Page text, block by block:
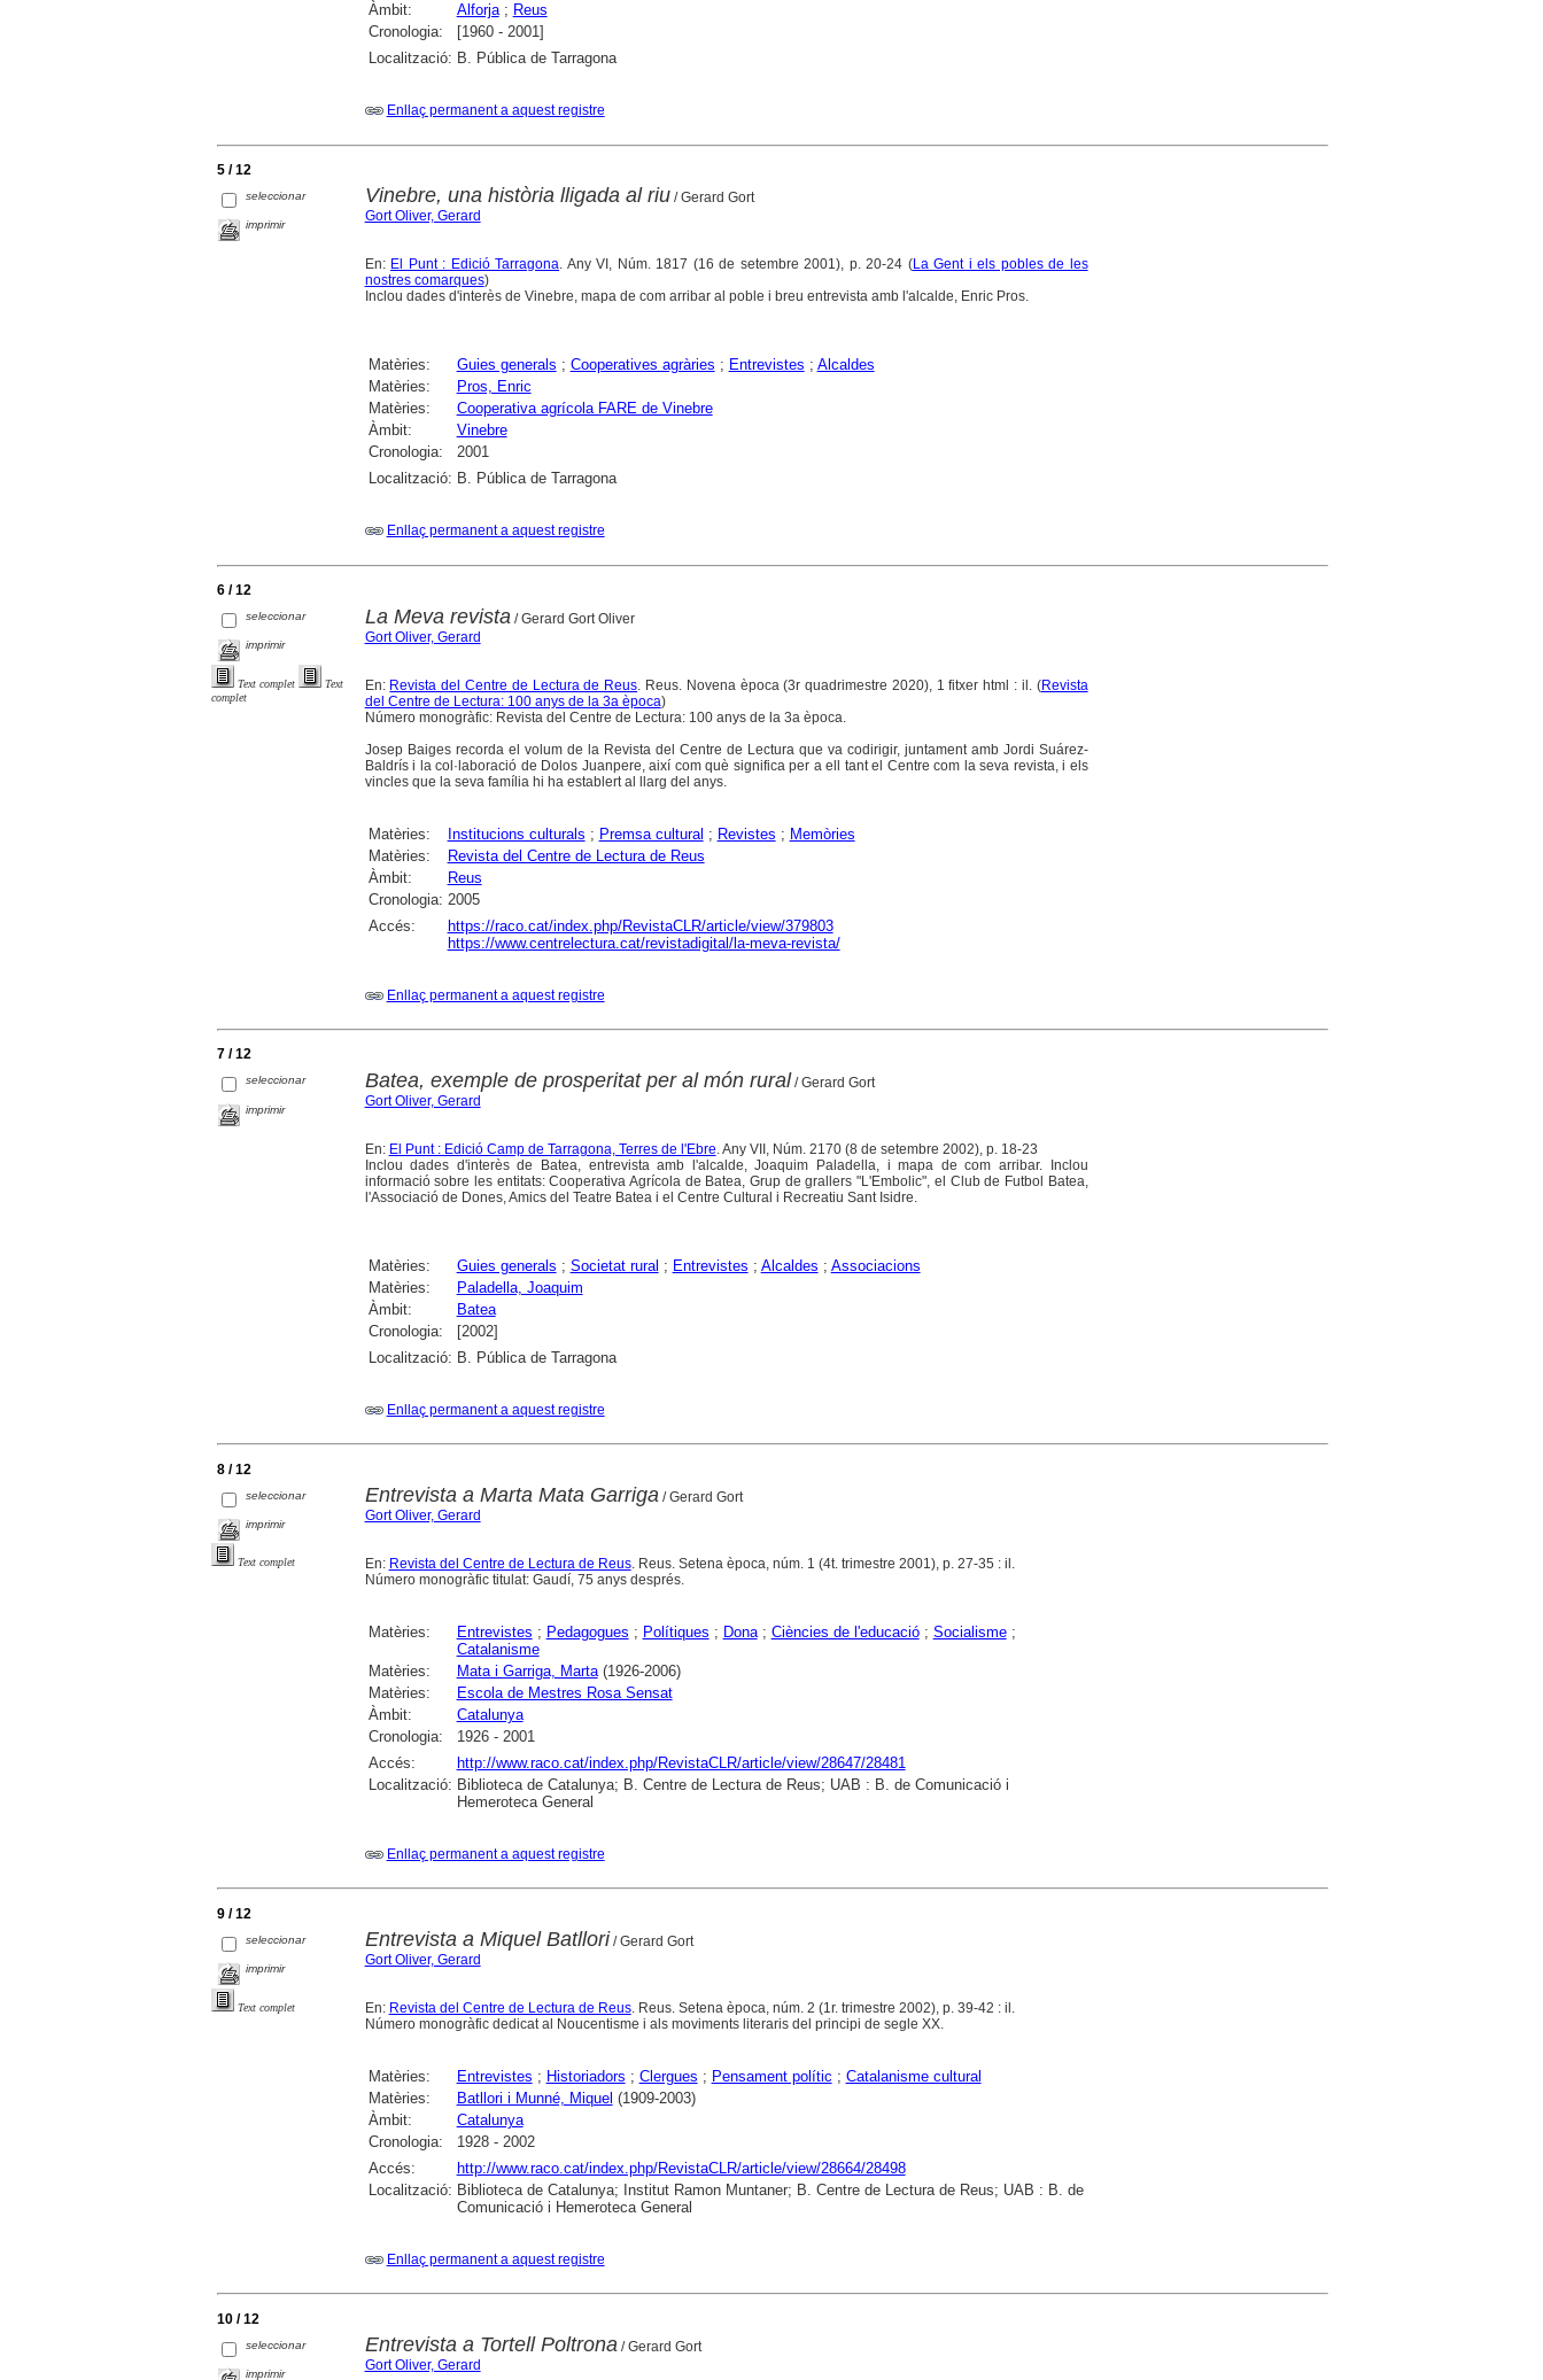
Àmbit:
Alforja; Reus
Cronologia:
[1960 - 2001]
Localització: B. Pública de Tarragona
Enllaç permanent a aquest registre
5 / 12
seleccionar
imprimir
Vinebre, una història lligada al riu/ Gerard Gort
Gort Oliver, Gerard
En: El Punt : Edició Tarragona. Any VI, Núm. 1817 (16 de setembre 2001), p. 20-24 (La Gent i els pobles de les
nostres comarques)
Inclou dades d'interès de Vinebre, mapa de com arribar al poble i breu entrevista amb l'alcalde, Enric Pros.
Matèries: Guies generals ; Cooperatives agràries ; Entrevistes ; Alcaldes
Matèries:
Pros, Enric
Matèries:
Cooperativa agrícola FARE de Vinebre
Àmbit:
Vinebre
Cronologia:
2001
Localització: B. Pública de Tarragona
Enllaç permanent a aquest registre
6 / 12
seleccionar
imprimir
Text complet
Text
complet
La Meva revista / Gerard Gort Oliver
Gort Oliver, Gerard
En: Revista del Centre de Lectura de Reus . Reus. Novena època (3r quadrimestre 2020), 1 fitxer html : il. (Revista
del Centre de Lectura: 100 anys de la 3a època)
Número monogràfic: Revista del Centre de Lectura: 100 anys de la 3a època.
Josep Baiges recorda el volum de la Revista del Centre de Lectura que va codirigir, juntament amb Jordi Suárez-
Baldrís i la col·laboració de Dolos Juanpere, així com què significa per a ell tant el Centre com la seva revista, i els
vincles que la seva família hi ha establert al llarg del anys.
Matèries: Institucions culturals ; Premsa cultural ; Revistes ; Memòries
Matèries:
Revista del Centre de Lectura de Reus
Àmbit:
Reus
Cronologia: 2005
Accés:
https://raco.cat/index.php/RevistaCLR/article/view/379803
https://www.centrelectura.cat/revistadigital/la-meva-revista/
Enllaç permanent a aquest registre
7 / 12
seleccionar
imprimir
Batea, exemple de prosperitat per al món rural/ Gerard Gort
Gort Oliver, Gerard
En: El Punt : Edició Camp de Tarragona, Terres de l'Ebre . Any VII, Núm. 2170 (8 de setembre 2002), p. 18-23
Inclou dades d'interès de Batea, entrevista amb l'alcalde, Joaquim Paladella, i mapa de com arribar. Inclou
informació sobre les entitats: Cooperativa Agrícola de Batea, Grup de grallers "L'Embolic", el Club de Futbol Batea,
l'Associació de Dones, Amics del Teatre Batea i el Centre Cultural i Recreatiu Sant Isidre.
Matèries: Guies generals ; Societat rural ; Entrevistes ; Alcaldes ; Associacions
Matèries:
Paladella, Joaquim
Àmbit:
Batea
Cronologia:
[2002]
Localització: B. Pública de Tarragona
Enllaç permanent a aquest registre
8 / 12
seleccionar
imprimir
Text complet
Entrevista a Marta Mata Garriga / Gerard Gort
Gort Oliver, Gerard
En: Revista del Centre de Lectura de Reus. Reus. Setena època, núm. 1 (4t. trimestre 2001), p. 27-35 : il.
Número monogràfic titulat: Gaudí, 75 anys després.
Matèries: Entrevistes ; Pedagogues ; Polítiques ; Dona; Ciències de l'educació; Socialisme;
Catalanisme
Matèries:
Mata i Garriga, Marta(1926-2006)
Matèries:
Escola de Mestres Rosa Sensat
Àmbit:
Catalunya
Cronologia:
1926 - 2001
Accés:
http://www.raco.cat/index.php/RevistaCLR/article/view/28647/28481
Localització: Biblioteca de Catalunya; B. Centre de Lectura de Reus; UAB : B. de Comunicació i
Hemeroteca General
Enllaç permanent a aquest registre
9 / 12
seleccionar
imprimir
Text complet
Entrevista a Miquel Batllori/ Gerard Gort
Gort Oliver, Gerard
En: Revista del Centre de Lectura de Reus. Reus. Setena època, núm. 2 (1r. trimestre 2002), p. 39-42 : il.
Número monogràfic dedicat al Noucentisme i als moviments literaris del principi de segle XX.
Matèries: Entrevistes ; Historiadors ; Clergues ; Pensament polític ; Catalanisme cultural
Matèries:
Batllori i Munné, Miquel (1909-2003)
Àmbit:
Catalunya
Cronologia:
1928 - 2002
Accés:
http://www.raco.cat/index.php/RevistaCLR/article/view/28664/28498
Localització: Biblioteca de Catalunya; Institut Ramon Muntaner; B. Centre de Lectura de Reus; UAB : B. de
Comunicació i Hemeroteca General
Enllaç permanent a aquest registre
10 / 12
seleccionar
imprimir
Entrevista a Tortell Poltrona/ Gerard Gort
Gort Oliver, Gerard